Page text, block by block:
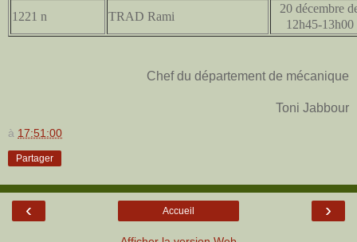
1221 n TRAD Rami
20 décembre
12h45-13h00
Chef du département de mécanique
Toni Jabbour
à 17:51:00
Partager
‹ ›
Accueil